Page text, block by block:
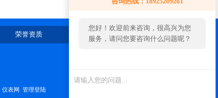
您好！欢迎前来咨询，很高兴为您
服务，请问您要咨询什么问题呢？
荣誉资质 在线留言 联系我们
仪表网 管理登陆